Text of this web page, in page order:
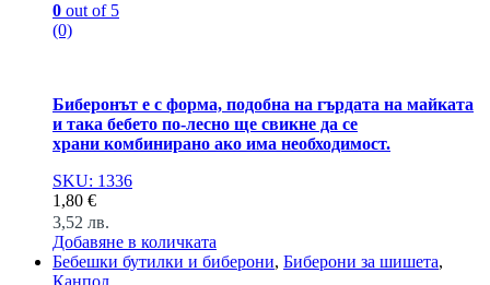
0 out of 5
(0)
Биберонът е с форма, подобна на гърдата на майката
и така бебето по-лесно ще свикне да се
храни комбинирано ако има необходимост.
SKU: 1336
1,80 €
3,52 лв.
Добавяне в количката
Бебешки бутилки и биберони, Биберони за шишета,